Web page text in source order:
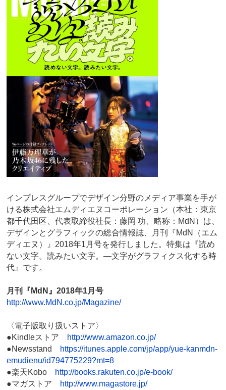
インプレスグループでデザイン分野のメディア事業を手が
ける株式会社エムディエヌコーポレーション（本社：東京
都千代田区、代表取締役社長：藤岡 功、略称：MdN）は、
デザインとグラフィックの総合情報誌、月刊『MdN（エム
ディエヌ）』2018年1月号を発行しました。特集は『読め
ない文字。読みたい文字。—文字がグラフィクス化する時
代』です。
月刊『MdN』2018年1月号
http://www.MdN.co.jp/Magazine/
〈電子版取り扱いストア〉
●Kindleストア
http://www.amazon.co.jp/
●Newsstand
https://itunes.apple.com/jp/app/yue-kanmdn-
emudienu/id794775229?mt=8
●楽天Kobo
http://books.rakuten.co.jp/e-book/
●マガストア
http://www.magastore.jp/